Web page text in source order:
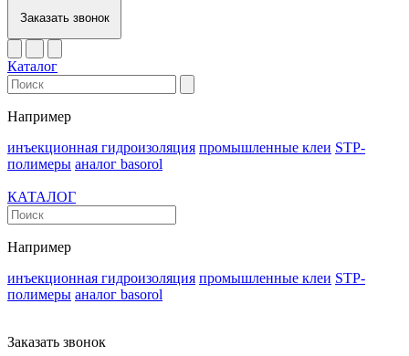
Заказать звонок
Каталог
Например
инъекционная гидроизоляция промышленные клеи STP-
полимеры аналог basorol
КАТАЛОГ
Например
инъекционная гидроизоляция промышленные клеи STP-
полимеры аналог basorol
Заказать звонок